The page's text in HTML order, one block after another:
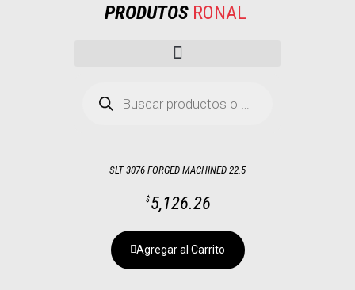
PRODUTOS RONAL
SLT 3076 FORGED MACHINED 22.5
$5,126.26
Agregar al Carrito